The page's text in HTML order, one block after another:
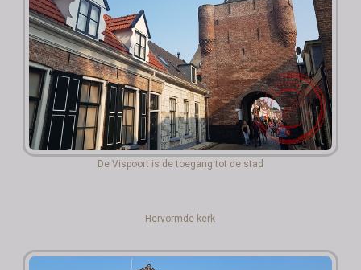
De Vispoort is de toegang tot de stad
Hervormde kerk